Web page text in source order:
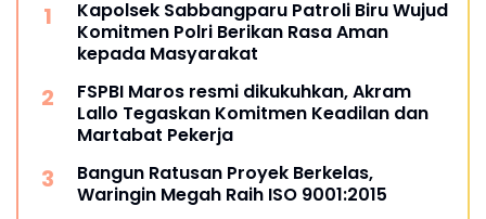
Kapolsek Sabbangparu Patroli Biru Wujud
Komitmen Polri Berikan Rasa Aman
kepada Masyarakat
FSPBI Maros resmi dikukuhkan, Akram
Lallo Tegaskan Komitmen Keadilan dan
Martabat Pekerja
Bangun Ratusan Proyek Berkelas,
Waringin Megah Raih ISO 9001:2015